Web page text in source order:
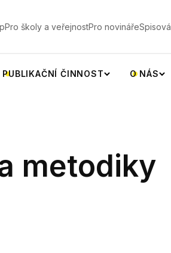
Pro školy a veřejnostPro novináře
PUBLIKAČNÍ ČINNOST O NÁS
metodiky